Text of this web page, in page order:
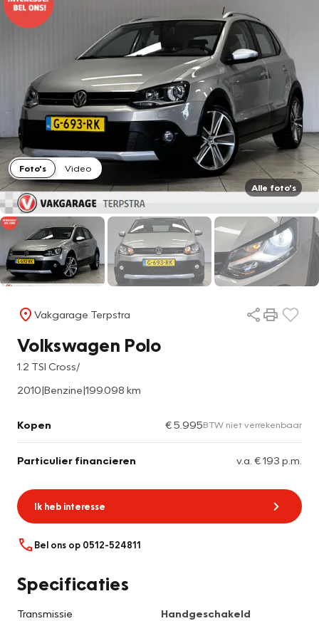
Foto's
Video
Alle foto's
Vakgarage Terpstra
Volkswagen Polo
1.2 TSI Cross/
2010|Benzine|199.098 km
Kopen € 5.995BTW niet verrekenbaar
Particulier financieren v.a. € 193 p.m.
Ik heb interesse
Bel ons op 0512-524811
Specificaties
Transmissie
Handgeschakeld